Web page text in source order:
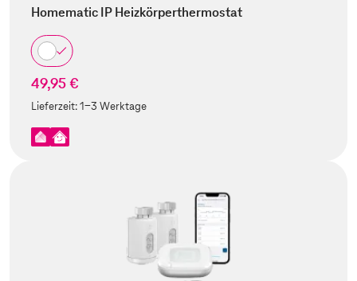
Homematic IP Heizkörperthermostat
49,95 €
Lieferzeit:1-3 Werktage